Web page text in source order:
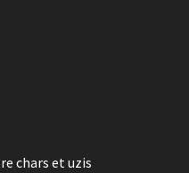
chars et uzis